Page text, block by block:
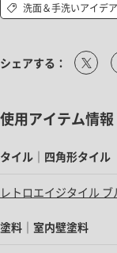
洗面＆手洗いアイデア
シェアする：
使用アイテム情報
タイル｜四角形タイル
レトロエイジタイル ブ
塗料｜室内壁塗料